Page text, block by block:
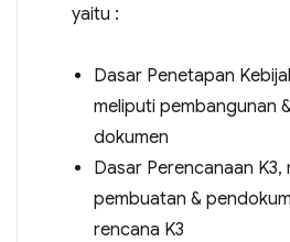
yaitu :
Dasar Penetapan
meliputi pembangunan
dokumen
Dasar Perencanaan K3,
pembuatan &
rencana K3